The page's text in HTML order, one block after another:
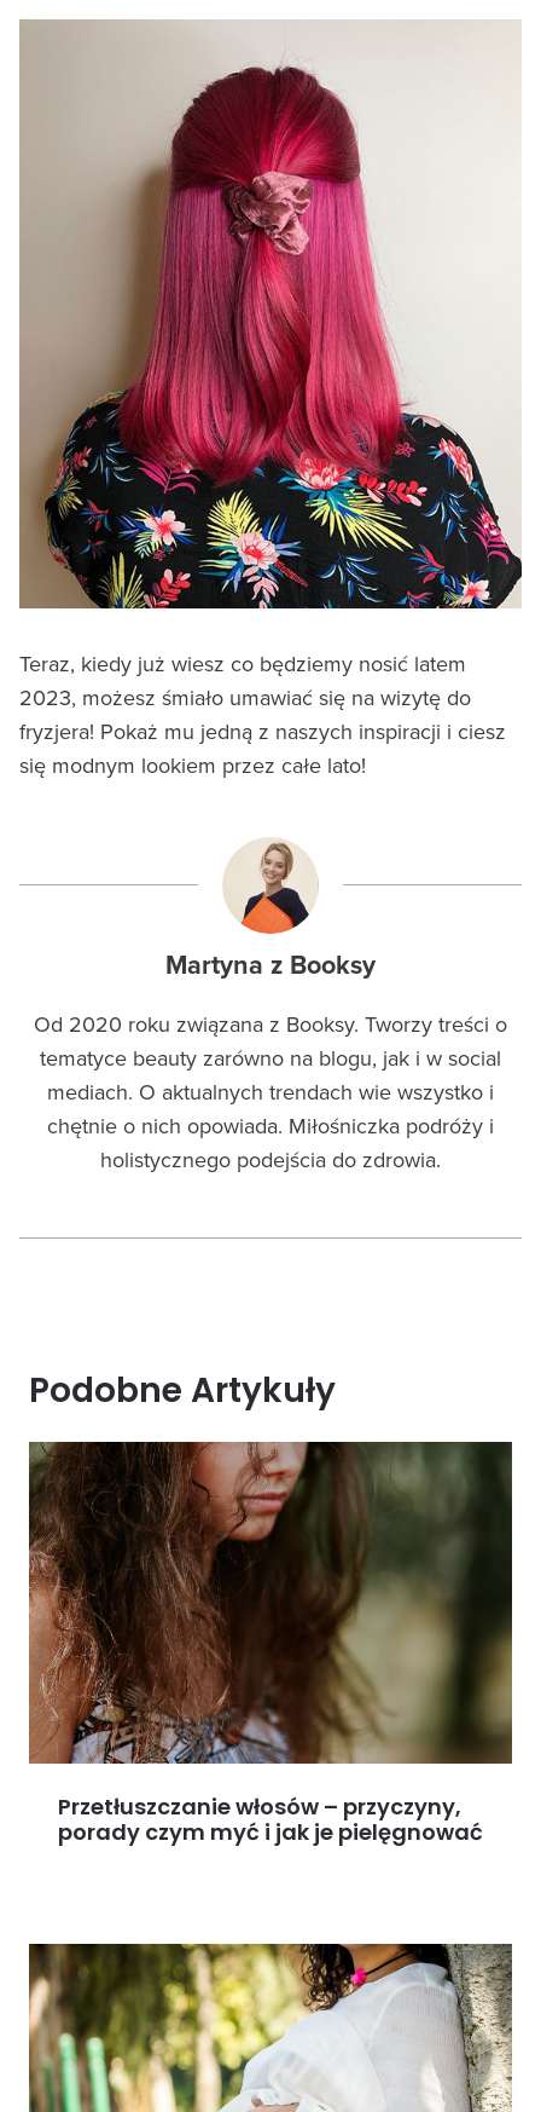
Teraz, kiedy już wiesz co będziemy nosić latem
2023, możesz śmiało umawiać się na wizytę do
fryzjera! Pokaż mu jedną z naszych inspiracji i ciesz
się modnym lookiem przez całe lato!
Martyna z Booksy
Od 2020 roku związana z Booksy. Tworzy treści o
tematyce beauty zarówno na blogu, jak i w social
mediach. O aktualnych trendach wie wszystko i
chętnie o nich opowiada. Miłośniczka podróży i
holistycznego podejścia do zdrowia.
Podobne Artykuły
Przetłuszczanie włosów – przyczyny,
porady czym myć i jak je pielęgnować